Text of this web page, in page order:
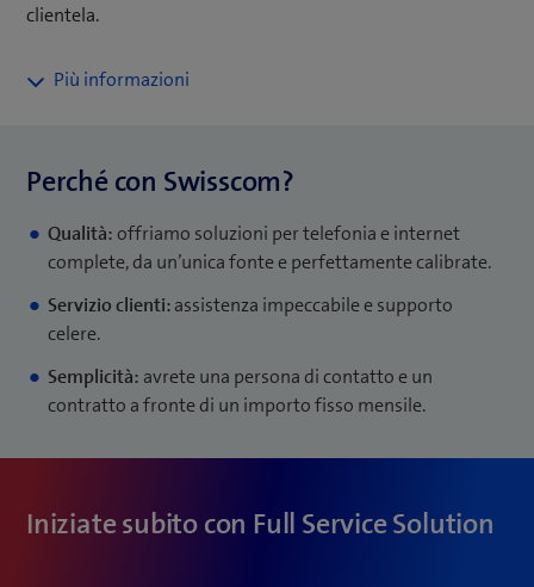
clientela.
La nostra soluzione completa è perfetta per le PMI che
Grazie alla struttura modulare, la soluzione cresce insieme
all’azienda. Permette, ad esempio, di integrare senza
problemi nuove sedi e attivare o disattivare canali vocali.
Con Full Service Solution, non dovrete occuparvi di niente:
Swisscom gestisce l’intero pacchetto garantendo una
soluzione tecnologicamente sempre all’avanguardia.
Perché con Swisscom?
Qualità:offriamo soluzioni per telefonia e internet
complete, da un’unica fonte e perfettamente calibrate.
Servizio clienti:assistenza impeccabile e supporto
celere.
Semplicità: avrete una persona di contatto e un
contratto a fronte di un importo fisso mensile.
Iniziate subito con Full Service Solution